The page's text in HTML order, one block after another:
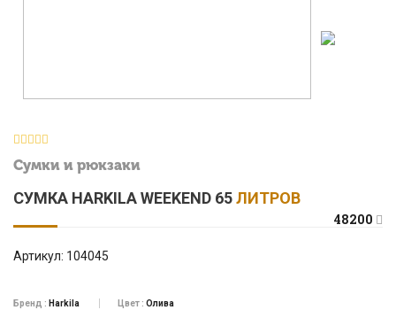
Сумки и рюкзаки
СУМКА HARKILA WEEKEND 65ЛИТРОВ
48200
Артикул: 104045
Бренд : Harkila Цвет : Олива